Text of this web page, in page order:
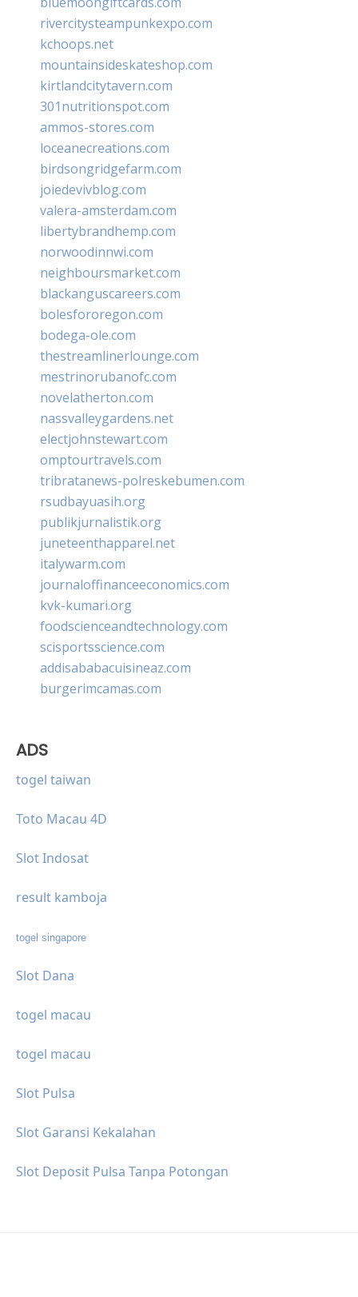
rivercitysteampunkexpo.com
kchoops.net
mountainsideskateshop.com
kirtlandcitytavern.com
301nutritionspot.com
ammos-stores.com
loceanecreations.com
birdsongridgefarm.com
joiedevivblog.com
valera-amsterdam.com
libertybrandhemp.com
norwoodinnwi.com
neighboursmarket.com
blackanguscareers.com
bolesfororegon.com
bodega-ole.com
thestreamlinerlounge.com
mestrinorubanofc.com
novelatherton.com
nassvalleygardens.net
electjohnstewart.com
omptourtravels.com
tribratanews-polreskebumen.com
rsudbayuasih.org
publikjurnalistik.org
juneteenthapparel.net
italywarm.com
journaloffinanceeconomics.com
kvk-kumari.org
foodscienceandtechnology.com
scisportsscience.com
addisababacuisineaz.com
burgerimcamas.com
ADS
togel taiwan
Toto Macau 4D
Slot Indosat
result kamboja
togel singapore
Slot Dana
togel macau
togel macau
Slot Pulsa
Slot Garansi Kekalahan
Slot Deposit Pulsa Tanpa Potongan